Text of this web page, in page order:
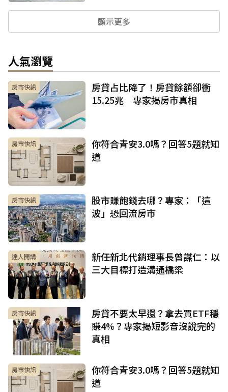
顯示更多
人氣瀏覽
房市快訊
房貸占比降了！房貸餘額卻衝
15.25兆 專家揭房市真相
房市快訊
你符合青安3.0嗎？回答5題就知
道
房市快訊
股市賺飽錢去哪？專家：「這
波」恐回流房市
達人開講
新任新北代銷理事長曾謀仁：以
三大目標打造溝通橋梁
房市快訊
房貸不要太早還？拿去買ETF穩
賺4%？專家揭短影音沒說完的
真相
房市快訊
你符合青安3.0嗎？回答5題就知
道